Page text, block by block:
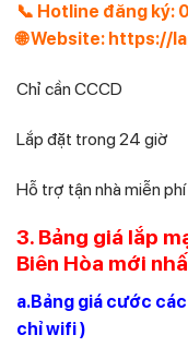
📞 Hotline đăng ký:
🌐 Website: https://
Chỉ cần CCCD
Lắp đặt trong 24 giờ
Hỗ trợ tận nhà miễn phí
3. Bảng giá lắp
Biên Hòa mới
a.Bảng giá cước
chỉ wifi )